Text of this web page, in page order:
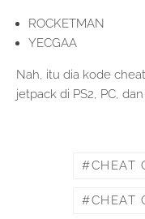
ROCKETMAN
YECGAA
Nah, itu dia kode
jetpack di PS2, PC,
CHEAT
CHEAT